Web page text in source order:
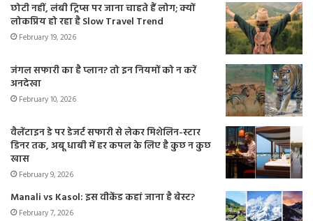
छोटी नहीं, लंबी ट्रिप्स पर जाना चाहते हैं लोग; क्यों
लोकप्रिय हो रहा है Slow Travel Trend
February 19, 2026
जंगल सफारी का है प्लान? तो इन नियमों को न करें
अनदेखा
February 10, 2026
वैलेंटाइन डे पर डेजर्ट सफारी से लेकर मिशेलिन-स्टार
डिनर तक, अबू धाबी में हर कपल के लिए है कुछ न कुछ
खास
February 9, 2026
Manali vs Kasol: इस वीकेंड कहां जाना है बेस्ट?
February 7, 2026